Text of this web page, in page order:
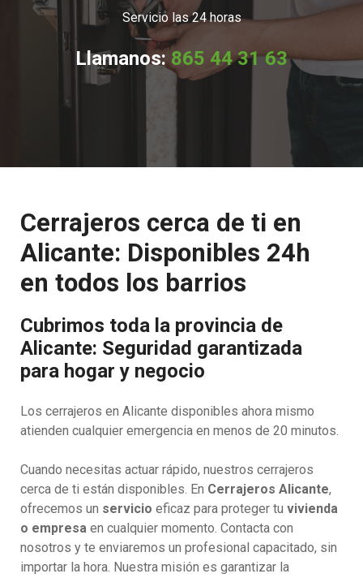
Servicio las 24 horas
Llamanos: 865 44 31 63
Cerrajeros cerca de ti en
Alicante: Disponibles 24h
en todos los barrios
Cubrimos toda la provincia de
Alicante: Seguridad garantizada
para hogar y negocio
Los cerrajeros en Alicante disponibles ahora mismo
atienden cualquier emergencia en menos de 20 minutos.
Cuando necesitas actuar rápido, nuestros cerrajeros
cerca de ti están disponibles. En Cerrajeros Alicante,
ofrecemos un servicio eficaz para proteger tu vivienda
o empresa en cualquier momento. Contacta con
nosotros y te enviaremos un profesional capacitado, sin
importar la hora. Nuestra misión es garantizar la